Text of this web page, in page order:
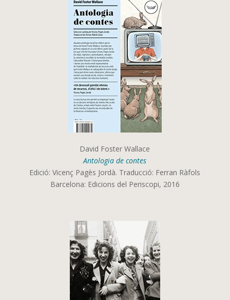
David Foster Wallace
Antologia de contes
Edició: Vicenç Pagès Jordà. Traducció: Ferran Ràfols
Barcelona: Edicions del Periscopi, 2016